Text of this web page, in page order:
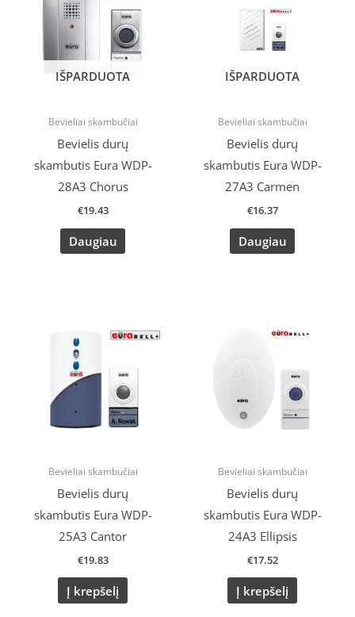
IŠPARDUOTA
Bevieliai skambučiai
Bevielis durų
skambutis Eura WDP-
28A3 Chorus
€19.43
Daugiau
IŠPARDUOTA
Bevieliai skambučiai
Bevielis durų
skambutis Eura WDP-
27A3 Carmen
€16.37
Daugiau
Bevieliai skambučiai
Bevielis durų
skambutis Eura WDP-
25A3 Cantor
€19.83
Į krepšelį
Bevieliai skambučiai
Bevielis durų
skambutis Eura WDP-
24A3 Ellipsis
€17.52
Į krepšelį